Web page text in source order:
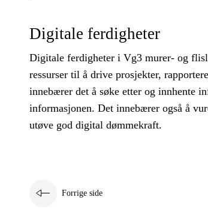
Digitale ferdigheter
Digitale ferdigheter i Vg3 murer- og
ressurser til å drive prosjekter,
innebærer det å søke etter og innhente
informasjonen. Det innebærer også å
utøve god digital dømmekraft.
Forrige side